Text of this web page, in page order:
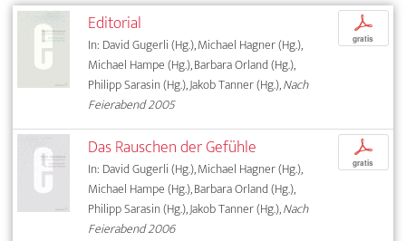
Editorial
In: David Gugerli (Hg.), Michael Hagner (Hg.),
Michael Hampe (Hg.), Barbara Orland (Hg.),
Philipp Sarasin (Hg.), Jakob Tanner (Hg.),Nach
Feierabend 2005
p
gratis
Das Rauschen der Gefühle
In: David Gugerli (Hg.), Michael Hagner (Hg.),
Michael Hampe (Hg.), Barbara Orland (Hg.),
Philipp Sarasin (Hg.), Jakob Tanner (Hg.),Nach
Feierabend 2006
p
gratis